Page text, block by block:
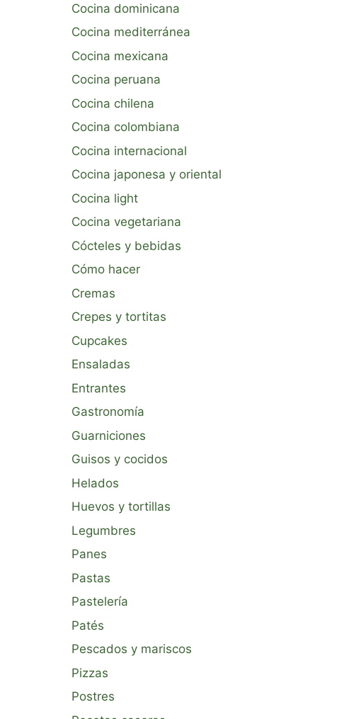
Cocina dominicana
Cocina mediterránea
Cocina mexicana
Cocina peruana
Cocina chilena
Cocina colombiana
Cocina internacional
Cocina japonesa y oriental
Cocina light
Cocina vegetariana
Cócteles y bebidas
Cómo hacer
Cremas
Crepes y tortitas
Cupcakes
Ensaladas
Entrantes
Gastronomía
Guarniciones
Guisos y cocidos
Helados
Huevos y tortillas
Legumbres
Panes
Pastas
Pastelería
Patés
Pescados y mariscos
Pizzas
Postres